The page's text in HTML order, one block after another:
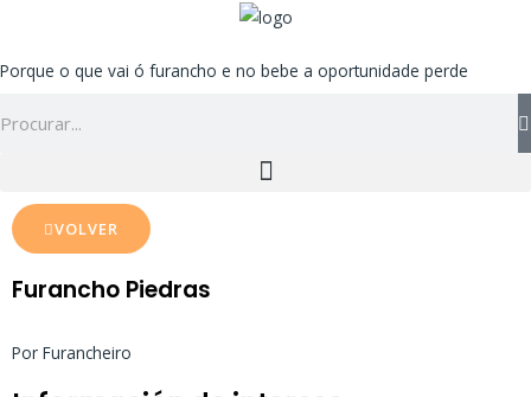
contido
Porque o que vai ó furancho e no bebe a oportunidade perde
VOLVER
Furancho Piedras
Por Furancheiro